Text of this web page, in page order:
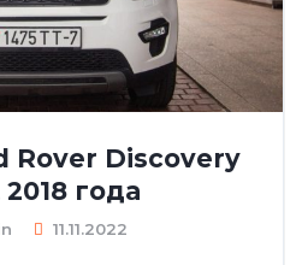
Rover Discovery
года
11.11.2022